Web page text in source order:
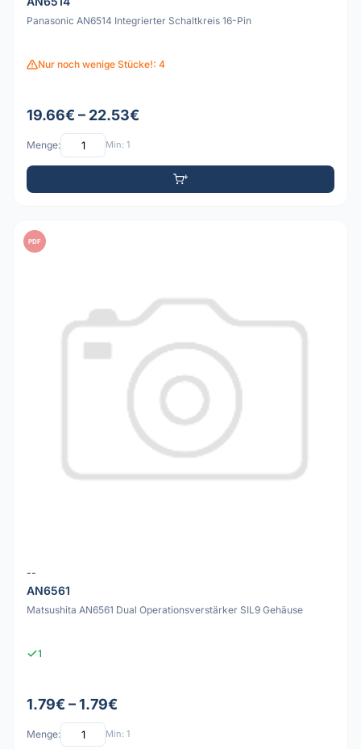
Panasonic AN6514 Integrierter Schaltkreis 16-Pin
Nur noch wenige Stücke!: 4
19.66€ – 22.53€
Menge: Min: 1
PDF
--
AN6561
Matsushita AN6561 Dual Operationsverstärker SIL9 Gehäuse
1
1.79€ – 1.79€
Menge: Min: 1